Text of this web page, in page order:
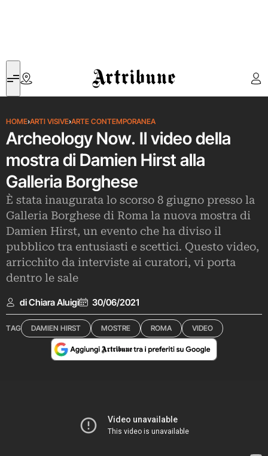
Artribune
HOME›ARTI VISIVE›ARTE CONTEMPORANEA
Archeology Now. Il video della
mostra di Damien Hirst alla
Galleria Borghese
È stata inaugurata lo scorso 8 giugno presso la
Galleria Borghese di Roma la nuova mostra di
Damien Hirst, un evento che ha diviso il
pubblico tra entusiasti e scettici. Questo video,
arricchito da interviste ai curatori, vi porta
dentro le sale
di Chiara Aluigi 30/06/2021
TAG DAMIEN HIRST MOSTRE ROMA VIDEO